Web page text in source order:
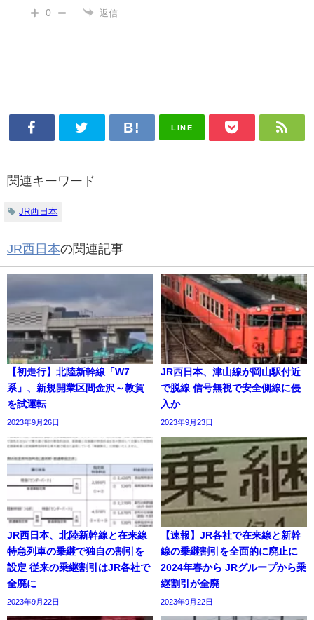
0 返信
LINE
関連キーワード
JR西日本
JR西日本の関連記事
【初走行】北陸新幹線「W7
系」、新規開業区間金沢～敦賀
を試運転
2023年9月26日
JR西日本、津山線が岡山駅付近
で脱線 信号無視で安全側線に侵
入か
2023年9月23日
JR西日本、北陸新幹線と在来線
特急列車の乗継で独自の割引を
設定 従来の乗継割引はJR各社で
全廃に
2023年9月22日
【速報】JR各社で在来線と新幹
線の乗継割引を全面的に廃止に
2024年春から JRグループから乗
継割引が全廃
2023年9月22日